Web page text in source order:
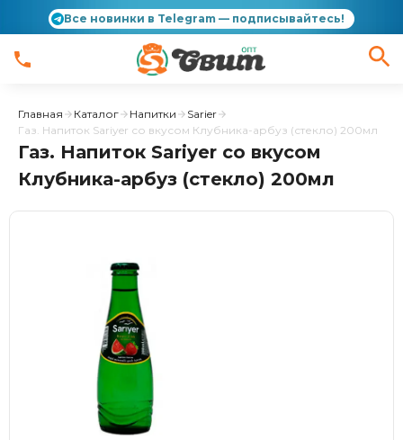
Все новинки в Telegram — подписывайтесь!
Главная Каталог Напитки
Sarier
Газ. Напиток Sariyer со вкусом Клубника-арбуз (стекло) 200мл
Газ. Напиток Sariyer со вкусом
Клубника-арбуз (стекло) 200мл